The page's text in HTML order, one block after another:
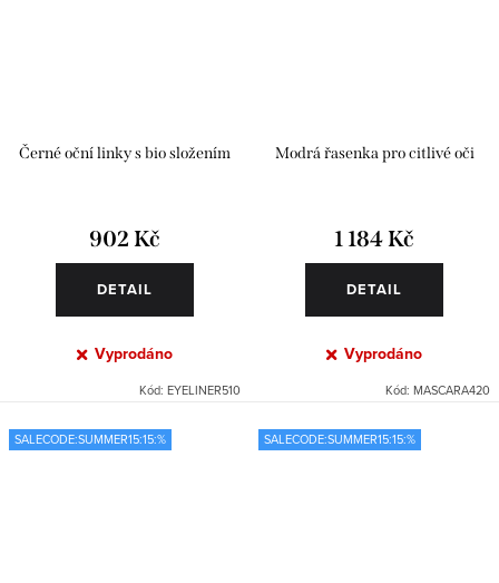
Černé oční linky s bio složením
902 Kč
DETAIL
Vyprodáno
Kód: EYELINER510
Modrá řasenka pro citlivé oči
1 184 Kč
DETAIL
Vyprodáno
Kód: MASCARA420
SALECODE:SUMMER15:15:% SALECODE:SUMMER15:15:%